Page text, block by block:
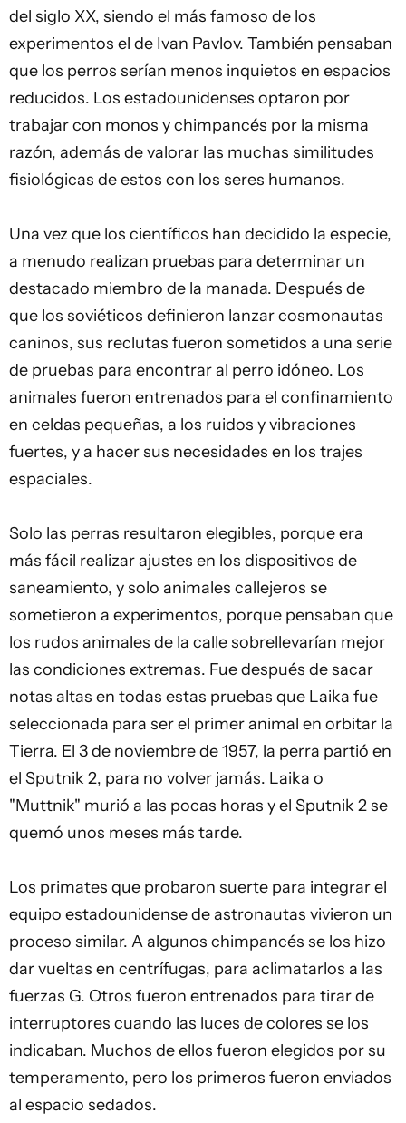
del siglo XX, siendo el más famoso de los
experimentos el de Ivan Pavlov. También pensaban
que los perros serían menos inquietos en espacios
reducidos. Los estadounidenses optaron por
trabajar con monos y chimpancés por la misma
razón, además de valorar las muchas similitudes
fisiológicas de estos con los seres humanos.
Una vez que los científicos han decidido la especie,
a menudo realizan pruebas para determinar un
destacado miembro de la manada. Después de
que los soviéticos definieron lanzar cosmonautas
caninos, sus reclutas fueron sometidos a una serie
de pruebas para encontrar al perro idóneo. Los
animales fueron entrenados para el confinamiento
en celdas pequeñas, a los ruidos y vibraciones
fuertes, y a hacer sus necesidades en los trajes
espaciales.
Solo las perras resultaron elegibles, porque era
más fácil realizar ajustes en los dispositivos de
saneamiento, y solo animales callejeros se
sometieron a experimentos, porque pensaban que
los rudos animales de la calle sobrellevarían mejor
las condiciones extremas. Fue después de sacar
notas altas en todas estas pruebas que Laika fue
seleccionada para ser el primer animal en orbitar la
Tierra. El 3 de noviembre de 1957, la perra partió en
el Sputnik 2, para no volver jamás. Laika o
"Muttnik" murió a las pocas horas y el Sputnik 2 se
quemó unos meses más tarde.
Los primates que probaron suerte para integrar el
equipo estadounidense de astronautas vivieron un
proceso similar. A algunos chimpancés se los hizo
dar vueltas en centrífugas, para aclimatarlos a las
fuerzas G. Otros fueron entrenados para tirar de
interruptores cuando las luces de colores se los
indicaban. Muchos de ellos fueron elegidos por su
temperamento, pero los primeros fueron enviados
al espacio sedados.